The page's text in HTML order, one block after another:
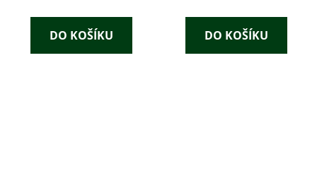
DO KOŠÍKU DO KOŠÍKU